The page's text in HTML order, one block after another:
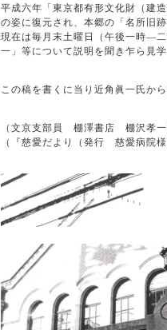
平成六年「東京都有形文化財（建
の姿に復元され、本郷の「名所旧
現在は毎月末土曜日（午後一時―
一」等について説明を聞き乍ら見
この稿を書くに当り近角眞一氏か
（文京支部員 棚澤書店 棚沢孝一
（『慈愛だより（発行 慈愛病院